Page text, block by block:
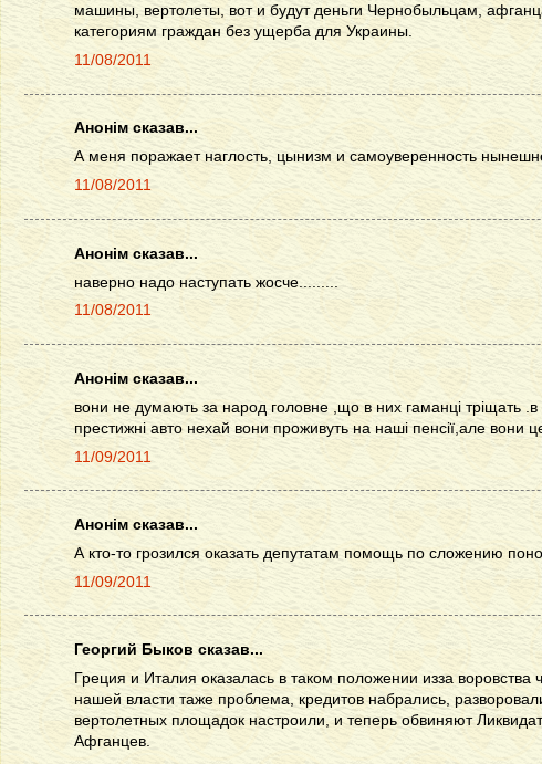
машины, вертолеты, вот и будут деньги Чернобыльцам,
категориям граждан без ущерба для Украины.
11/08/2011
Анонім сказав...
А меня поражает наглость, цынизм и самоуверенность
11/08/2011
Анонім сказав...
наверно надо наступать жосче.........
11/08/2011
Анонім сказав...
вони не думають за народ головне ,що в них гаманці тріщать .в
престижні авто нехай вони проживуть на наші пенсії,але вони
11/09/2011
Анонім сказав...
А кто-то грозился оказать депутатам помощь по сложению
11/09/2011
Георгий Быков сказав...
Греция и Италия оказалась в таком положении изза воровства
нашей власти таже проблема, кредитов набрались,
вертолетных площадок настроили, и теперь обвиняют
Афганцев.